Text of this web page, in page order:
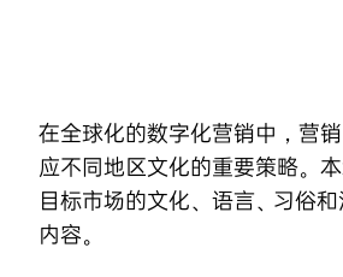
在全球化的数字化营销中，营
应不同地区文化的重要策略。
目标市场的文化、语言、习俗
内容。